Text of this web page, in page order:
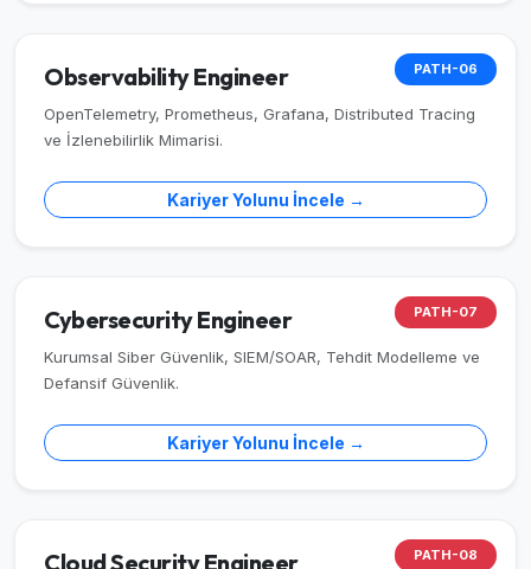
PATH-06
Observability Engineer
OpenTelemetry, Prometheus, Grafana, Distributed Tracing
ve İzlenebilirlik Mimarisi.
Kariyer Yolunu İncele →
PATH-07
Cybersecurity Engineer
Kurumsal Siber Güvenlik, SIEM/SOAR, Tehdit Modelleme ve
Defansif Güvenlik.
Kariyer Yolunu İncele →
PATH-08
Cloud Security Engineer